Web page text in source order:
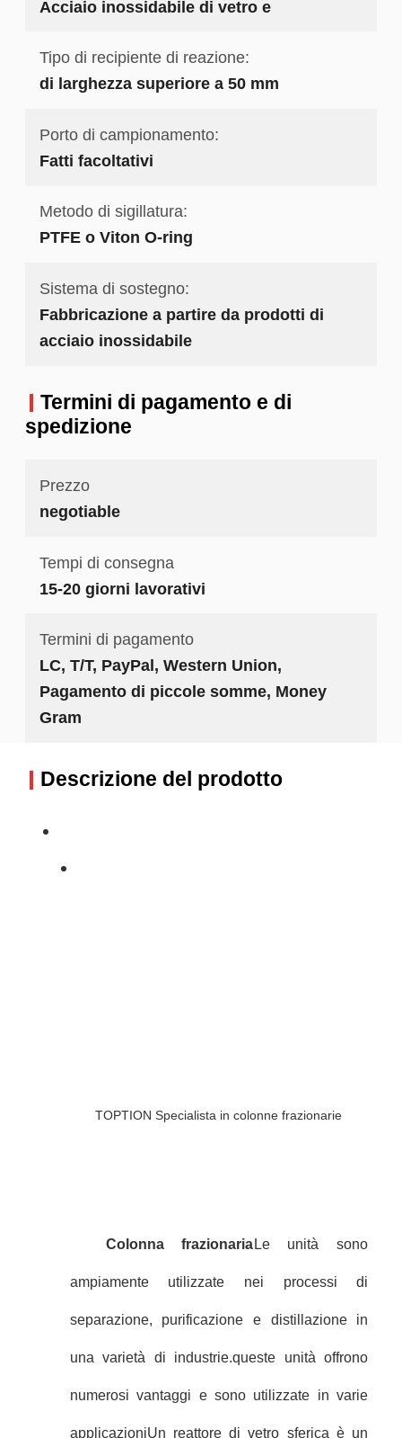
Acciaio inossidabile di vetro e
Tipo di recipiente di reazione:
di larghezza superiore a 50 mm
Porto di campionamento:
Fatti facoltativi
Metodo di sigillatura:
PTFE o Viton O-ring
Sistema di sostegno:
Fabbricazione a partire da prodotti di
acciaio inossidabile
Termini di pagamento e di
spedizione
Prezzo
negotiable
Tempi di consegna
15-20 giorni lavorativi
Termini di pagamento
LC, T/T, PayPal, Western Union,
Pagamento di piccole somme, Money
Gram
Descrizione del prodotto
TOPTION Specialista in colonne frazionarie
Colonna frazionaria Le unità sono
ampiamente utilizzate nei processi di
separazione, purificazione e distillazione in
una varietà di industrie.queste unità offrono
numerosi vantaggi e sono utilizzate in varie
applicazioniUn reattore di vetro sferica è un